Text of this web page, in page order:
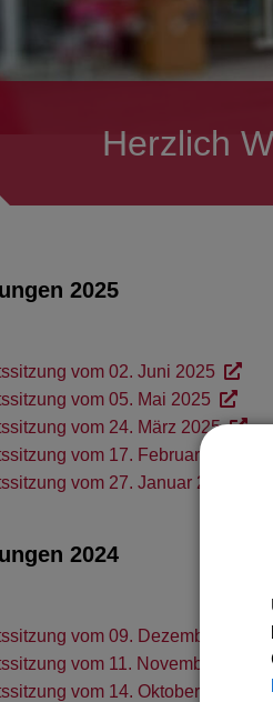
Herzlich
2025
vom 02. Juni 2025
vom 05. Mai 2025
vom 24. März 2025
vom 17. Februar 2025
vom 27. Januar 2025
2024
vom 09. Dezember 2024
vom 11. November 2024
vom 14. Oktober 2024